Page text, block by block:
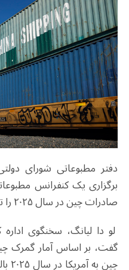
برگزاری یک کنفرانس
صادرات چین در سال ۲۰۲۵ را تشریح کرد.
لو دا لیانگ، سخنگوی
گفت، بر اساس آمار گمرک